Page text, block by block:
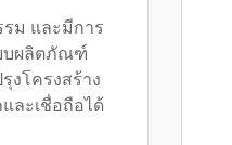
ม และมีการ
บผลิตภัณฑ์
งโครงสร้าง
ละเชื่อถือได้